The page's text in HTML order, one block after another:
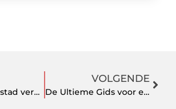
Naar de hoofdstad verhuizen: zo hou je tempo én overzicht
VOLGENDE
De Ultieme Gids voor een Vlekkeloze Carwash in Zwolle